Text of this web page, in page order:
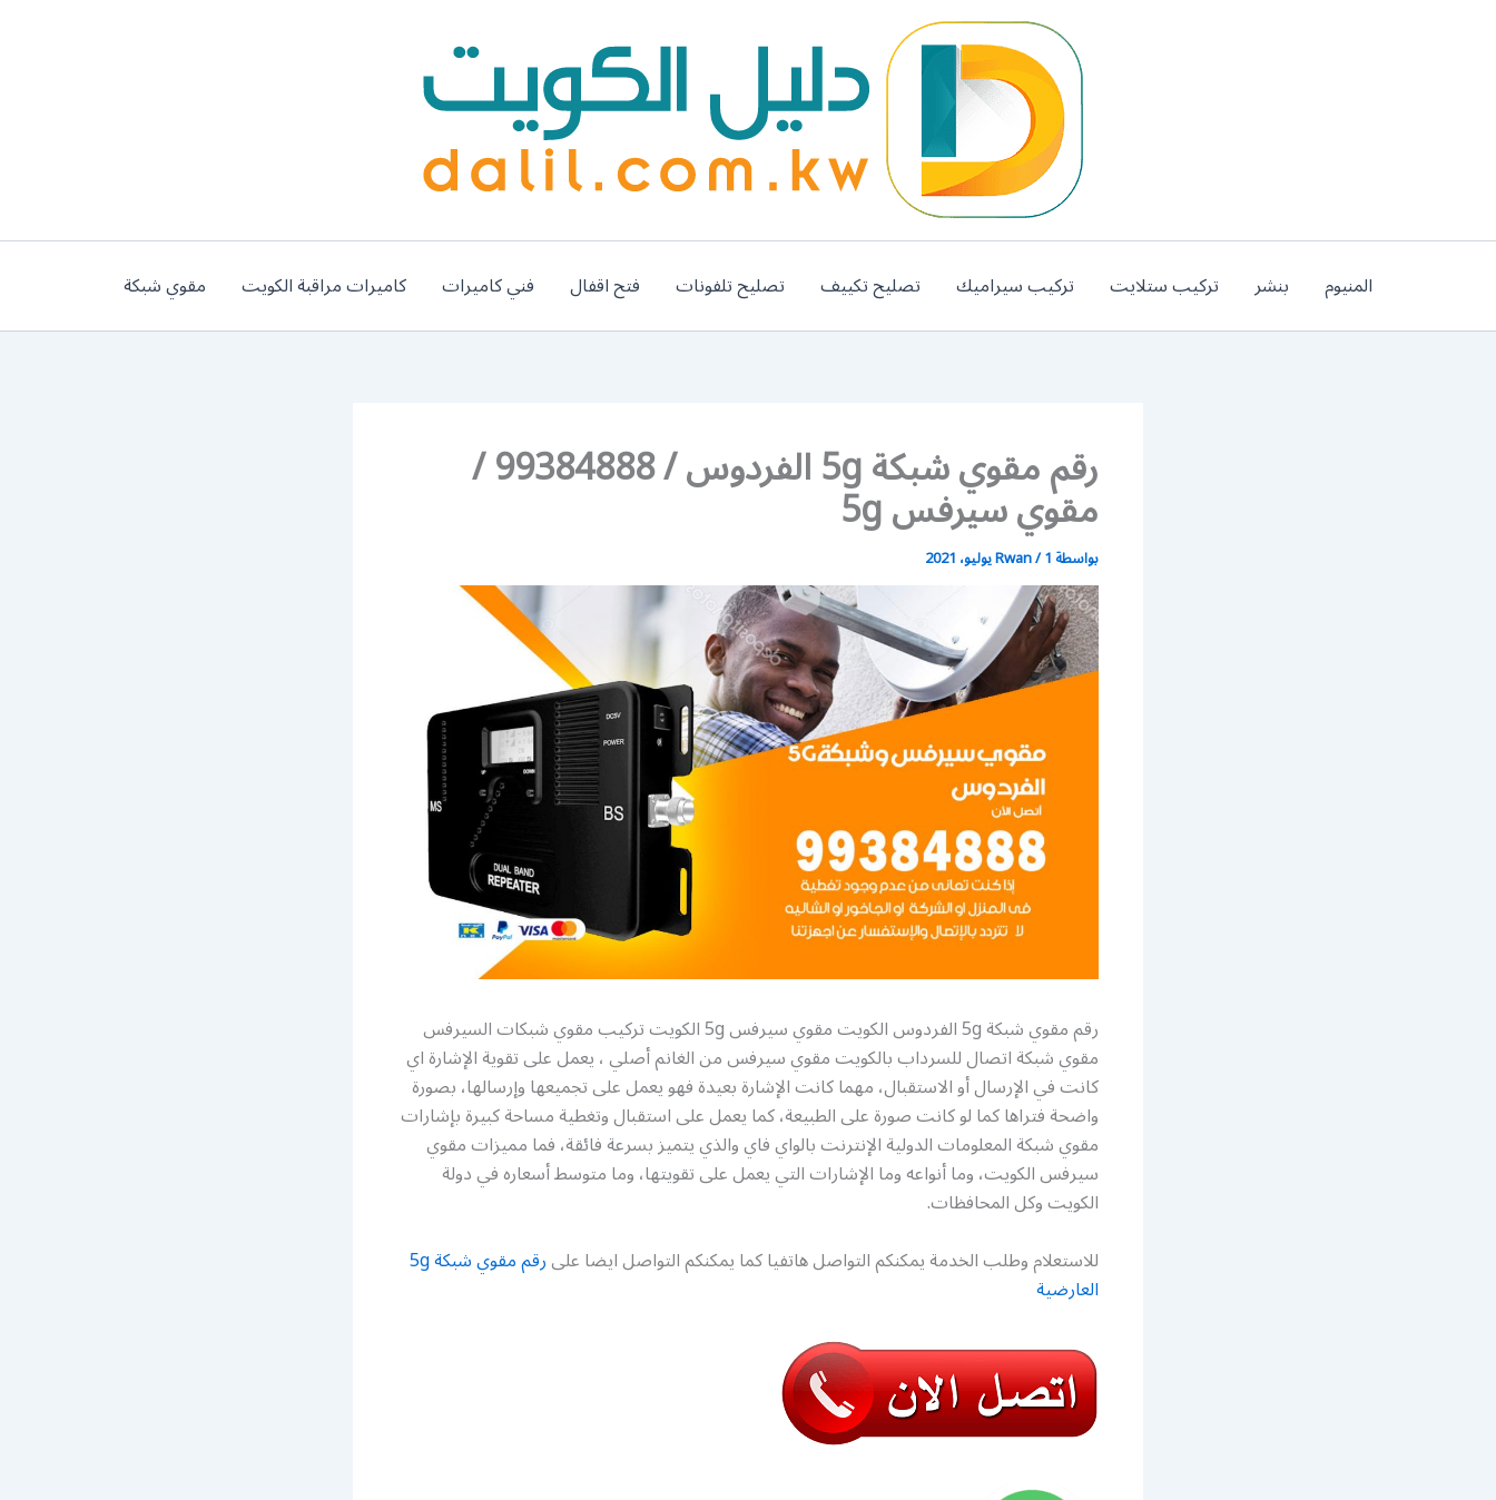
المنيوم بنشر تركيب ستلايت تركيب سيراميك تصليح تكييف تصليح تلفونات فتح اقفال فني كاميرات كاميرات مراقبة الكويت مقوي شبكة
رقم مقوي شبكة 5g الفردوس / 99384888 /
مقوي سيرفس 5g
بواسطة Rwan/1 يوليو، 2021
رقم مقوي شبكة 5g الفردوس الكويت مقوي سيرفس 5g الكويت تركيب مقوي شبكات السيرفس
مقوي شبكة اتصال للسرداب بالكويت مقوي سيرفس من الغانم أصلي ، يعمل على تقوية الإشارة اي
كانت في الإرسال أو الاستقبال، مهما كانت الإشارة بعيدة فهو يعمل على تجميعها وإرسالها، بصورة
واضحة فتراها كما لو كانت صورة على الطبيعة، كما يعمل على استقبال وتغطية مساحة كبيرة بإشارات
مقوي شبكة المعلومات الدولية الإنترنت بالواي فاي والذي يتميز بسرعة فائقة، فما مميزات مقوي
سيرفس الكويت، وما أنواعه وما الإشارات التي يعمل على تقويتها، وما متوسط أسعاره في دولة
الكويت وكل المحافظات.
للاستعلام وطلب الخدمة يمكنكم التواصل هاتفيا كما يمكنكم التواصل ايضا على
رقم مقوي شبكة 5g
العارضية